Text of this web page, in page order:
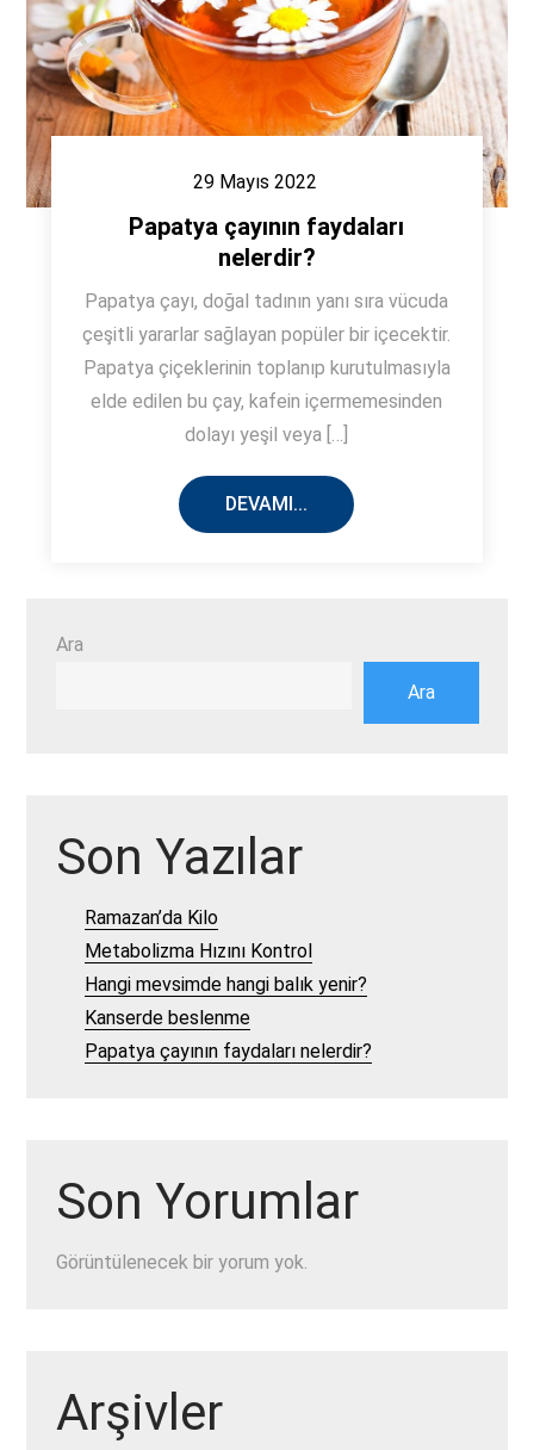
29 Mayıs 2022
Papatya çayının faydaları
nelerdir?
Papatya çayı, doğal tadının yanı sıra vücuda
çeşitli yararlar sağlayan popüler bir içecektir.
Papatya çiçeklerinin toplanıp kurutulmasıyla
elde edilen bu çay, kafein içermemesinden
dolayı yeşil veya […]
DEVAMI...
Ara
Ara
Son Yazılar
Ramazan’da Kilo
Metabolizma Hızını Kontrol
Hangi mevsimde hangi balık yenir?
Kanserde beslenme
Papatya çayının faydaları nelerdir?
Son Yorumlar
Görüntülenecek bir yorum yok.
Arşivler